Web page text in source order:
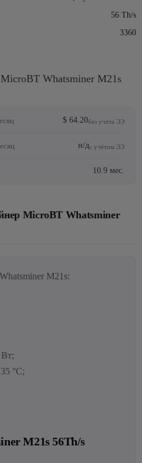
56 Th/s
3360
Whatsminer M21s
$ 64.20без учёта ЭЭ
н/дс учётом ЭЭ
10.9 мес.
MicroBT Whatsminer
M21s:
°C;
M21s 56Th/s